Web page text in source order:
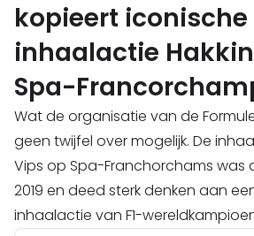
kopieert iconische
inhaalactie
Spa-
Wat de organisatie van de
geen twijfel over mogelijk. De
Vips op Spa-Franchorchams was
2019 en deed sterk denken aan
inhaalactie van F1-